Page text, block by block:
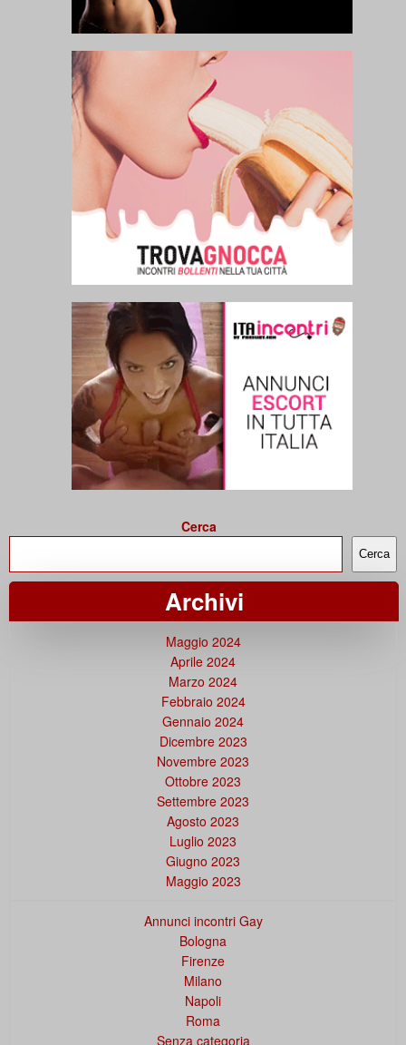
Cerca
Cerca
Archivi
Maggio 2024
Aprile 2024
Marzo 2024
Febbraio 2024
Gennaio 2024
Dicembre 2023
Novembre 2023
Ottobre 2023
Settembre 2023
Agosto 2023
Luglio 2023
Giugno 2023
Maggio 2023
Annunci incontri Gay
Bologna
Firenze
Milano
Napoli
Roma
Senza categoria